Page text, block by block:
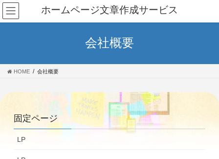
コ
ン
テ
移
ナ
ビ
ゲ
ン
動
ホームページ文章作成サービス
会社概要
HOME 会社概要
固定ページ
LP